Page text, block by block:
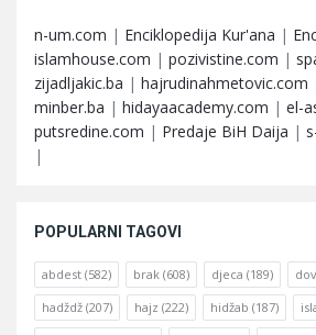
n-um.com | Enciklopedija Kur'ana |
islamhouse.com | pozivistine.com |
zijadljakic.ba | hajrudinahmetovic.com
minber.ba | hidayaacademy.com | el-
putsredine.com | Predaje BiH Daija |
|
POPULARNI TAGOVI
abdest (582) brak (608) djeca (189)
hadždž (207) hajz (222) hidžab (187)